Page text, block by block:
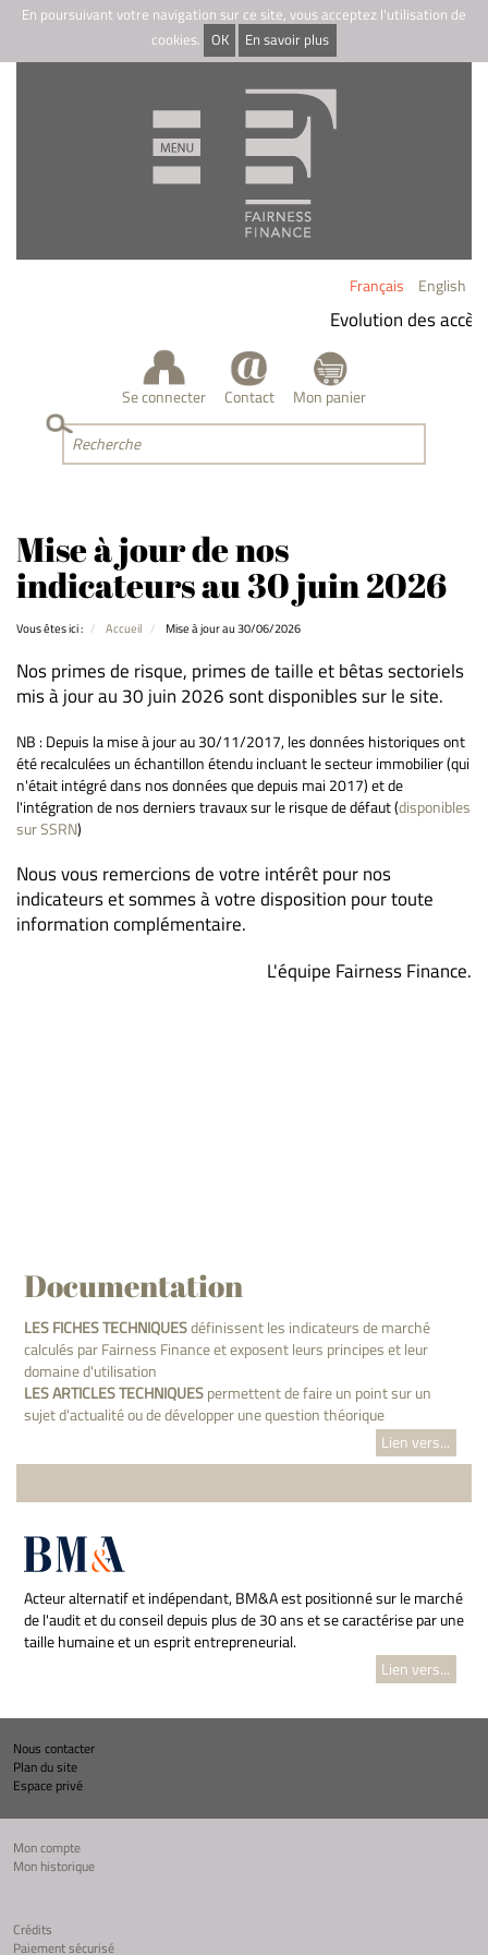
En poursuivant votre navigation sur ce site, vous acceptez l'utilisation de
cookies. OK En savoir plus
Français English
Evolution des
Se connecter Contact Mon panier
Mise à jour de nos
indicateurs au 30 juin 2026
Vous êtes ici : Accueil Mise à jour au 30/06/2026
Nos primes de risque, primes de taille et bêtas sectoriels
mis à jour au 30 juin 2026 sont disponibles sur le site.
NB : Depuis la mise à jour au 30/11/2017, les données historiques ont
été recalculées un échantillon étendu incluant le secteur immobilier (qui
n'était intégré dans nos données que depuis mai 2017) et de
l'intégration de nos derniers travaux sur le risque de défaut (disponibles
sur SSRN)
Nous vous remercions de votre intérêt pour nos
indicateurs et sommes à votre disposition pour toute
information complémentaire.
L'équipe Fairness Finance.
Documentation
LES FICHES TECHNIQUESdéfinissent les indicateurs de marché
calculés par Fairness Finance et exposent leurs principes et leur
domaine d'utilisation
LES ARTICLES TECHNIQUESpermettent de faire un point sur un
sujet d'actualité ou de développer une question théorique
Lien vers...
Acteur alternatif et indépendant, BM&A est positionné sur le marché
de l'audit et du conseil depuis plus de 30 ans et se caractérise par une
taille humaine et un esprit entrepreneurial.
Lien vers...
Nous contacter
Plan du site
Espace privé
Mon compte
Mon historique
Crédits
Paiement sécurisé